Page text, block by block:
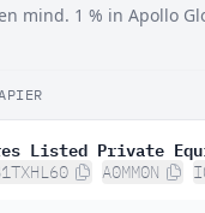
mind. 1 % in Apollo
A0MM0N